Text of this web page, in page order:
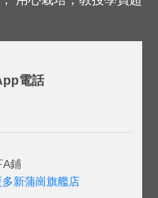
電話
A鋪
多新蒲崗旗艦店